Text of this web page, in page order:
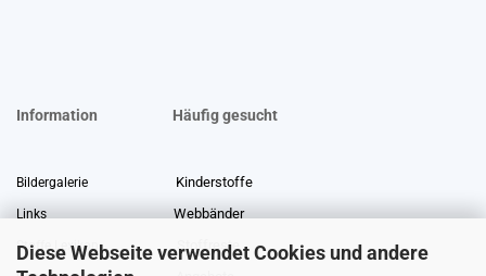
Diese Webseite verwendet Cookies und andere
Information Häufig gesucht
Bildergalerie Kinderstoffe
Links Webbänder
Stoffe Lexikon Stoffreste